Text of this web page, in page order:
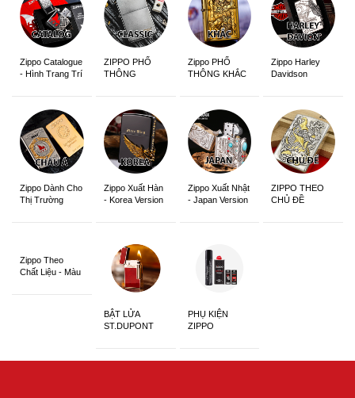
Zippo Catalogue
- Hình Trang Trí
ZIPPO PHỔ
THÔNG
Zippo PHỔ
THÔNG KHẮC
Zippo Harley
Davidson
Zippo Dành Cho
Thị Trường
Zippo Xuất Hàn
- Korea Version
Zippo Xuất Nhật
- Japan Version
ZIPPO THEO
CHỦ ĐỀ
Zippo Theo
Chất Liệu - Màu
BẬT LỬA
ST.DUPONT
PHỤ KIỆN
ZIPPO